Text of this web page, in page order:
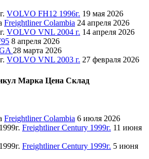
VOLVO FH12 1996г. 19 мая 2026
Freightliner Colambia 24 апреля 2026
VOLVO VNL 2004 г. 14 апреля 2026
8 апреля 2026
28 марта 2026
VOLVO VNL 2003 г. 27 февраля 2026
Марка Цена Склад
Freightliner Colambia 6 июля 2026
Freightliner Century 1999г. 11 июня
Freightliner Century 1999г. 5 июня